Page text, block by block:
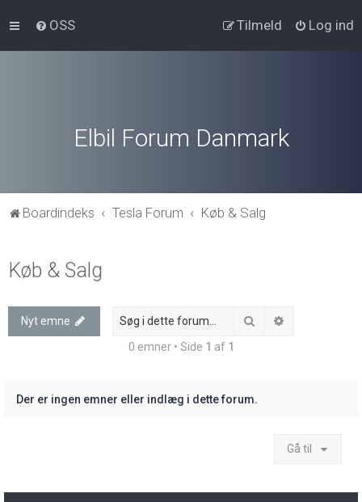
OSS Log ind
Tilmeld
Elbil Forum Danmark
Boardindeks Tesla Forum Køb & Salg
Køb & Salg
Nyt emne Søg
0 emner • Side 1 af 1
Der er ingen emner eller indlæg i dette forum.
Gå til